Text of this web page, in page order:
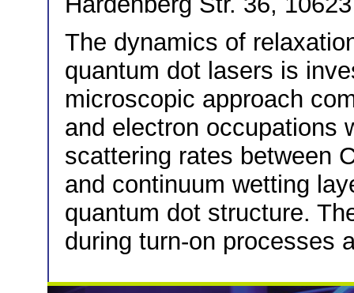
The dynamics of
quantum dot lasers is
microscopic approach
and electron occupations
scattering rates between
and continuum wetting
quantum dot structure.
during turn-on processes